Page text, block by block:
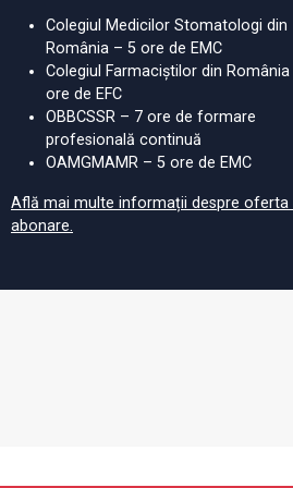
Colegiul Medicilor Stomatologi din
România – 5 ore de EMC
Colegiul Farmaciștilor din
ore de EFC
OBBCSSR – 7 ore de formare
profesională continuă
OAMGMAMR – 5 ore de EMC
Află mai multe informații despre oferta
abonare.